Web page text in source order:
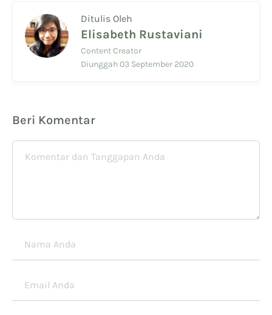
Ditulis Oleh
Elisabeth Rustaviani
Content Creator
Diunggah 03 September 2020
Beri Komentar